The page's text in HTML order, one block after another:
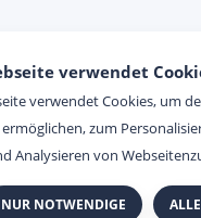
verwendet
verwendet Cookies, um
zum
Analysieren von
NUR NOTWENDIGE
09:00 Uhr - 17:00 Uhr
Freitag:
09:00 Uhr - 15:00 Uhr